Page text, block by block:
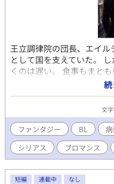
王立調律院の団長、エイ
として国を支えていた。
くのは遅い。 食事もまと
んな姿から、「怠けてい
護衛として配属された騎
じていた一人だった。 だ
です」と笑う団長の異変
えたその男は、本当にそう
ちに、ヴァルトは王立調
文
ファンタジー BL
シリアス
ブロマンス
短編 連載中 なし